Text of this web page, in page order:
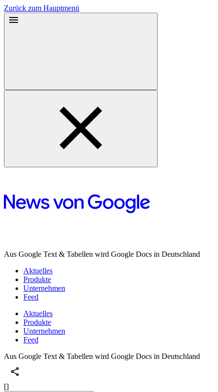
Zurück zum Hauptmenü
Aus Google Text & Tabellen wird Google Docs in Deutschland
Aktuelles
Produkte
Unternehmen
Feed
Aktuelles
Produkte
Unternehmen
Feed
Aus Google Text & Tabellen wird Google Docs in Deutschland
[]